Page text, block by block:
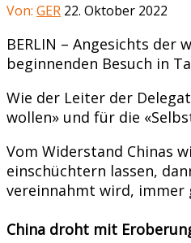
Von: GER 22. Oktober 2022
BERLIN – Angesichts der
beginnenden Besuch in
Wie der Leiter der
wollen» und für die
Vom Widerstand Chinas
einschüchtern lassen,
vereinnahmt wird, immer
China droht mit